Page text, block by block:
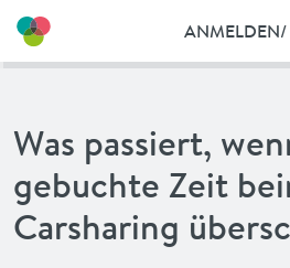
VORTEILE
ANMELDEN/
Was passiert,
gebuchte Zeit
Carsharing